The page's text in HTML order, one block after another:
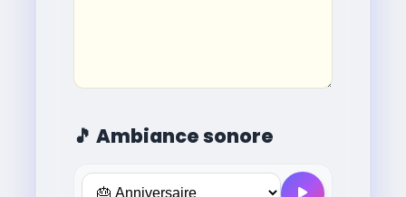
🎵 Ambiance sonore